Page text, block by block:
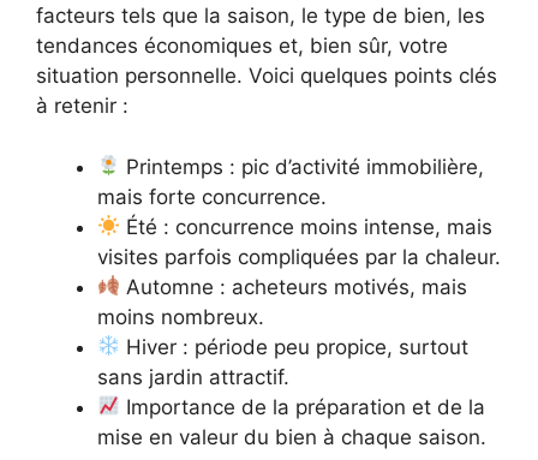
facteurs tels que la saison, le type de bien, les
tendances économiques et, bien sûr, votre
situation personnelle. Voici quelques points clés
à retenir :
Printemps : pic d’activité immobilière,
mais forte concurrence.
Été : concurrence moins intense, mais
visites parfois compliquées par la chaleur.
Automne : acheteurs motivés, mais
moins nombreux.
Hiver : période peu propice, surtout
sans jardin attractif.
Importance de la préparation et de la
mise en valeur du bien à chaque saison.